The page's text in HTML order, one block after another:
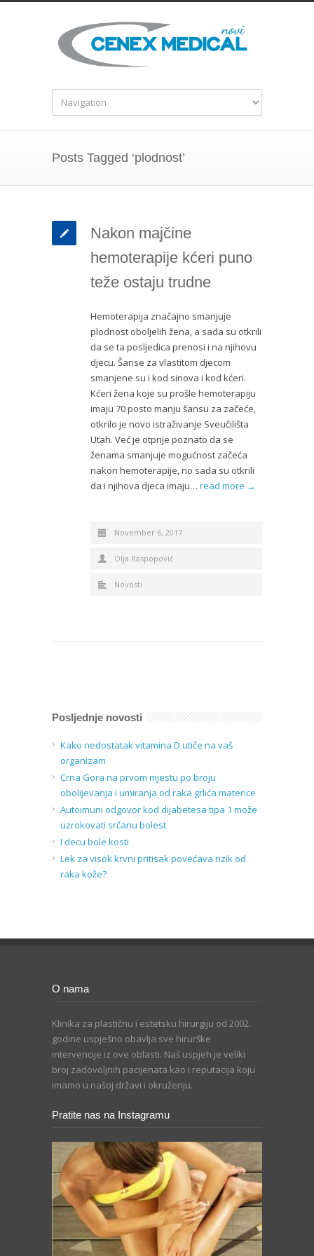
Posts Tagged ‘plodnost’
Nakon majčine
hemoterapije kćeri puno
teže ostaju trudne
Hemoterapija značajno smanjuje
plodnost oboljelih žena, a sada su otkrili
da se ta posljedica prenosi i na njihovu
djecu. Šanse za vlastitom djecom
smanjene su i kod sinova i kod kćeri.
Kćeri žena koje su prošle hemoterapiju
imaju 70 posto manju šansu za začeće,
otkrilo je novo istraživanje Sveučilišta
Utah. Već je otprije poznato da se
ženama smanjuje mogućnost začeća
nakon hemoterapije, no sada su otkrili
da i njihova djeca imaju… read more →
November 6, 2017
Olja Raspopović
Novosti
Posljednje novosti
Kako nedostatak vitamina D utiče na vaš
organizam
Crna Gora na prvom mjestu po broju
obolijevanja i umiranja od raka grlića materice
Autoimuni odgovor kod dijabetesa tipa 1 može
uzrokovati srčanu bolest
I decu bole kosti
Lek za visok krvni pritisak povećava rizik od
raka kože?
O nama
Klinika za plastičnu i estetsku hirurgiju od 2002.
godine uspješno obavlja sve hirurške
intervencije iz ove oblasti. Naš uspjeh je veliki
broj zadovoljnih pacijenata kao i reputacija koju
imamo u našoj državi i okruženju.
Pratite nas na Instagramu